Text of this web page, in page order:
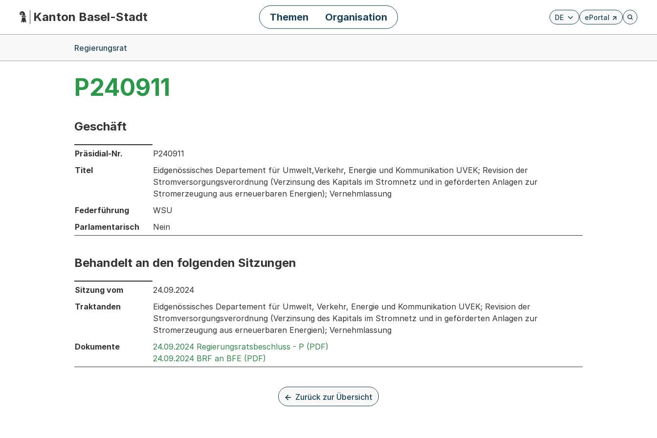
HauptnavigationKanton Basel-Stadt DE ePortal
Externer Link, wird in
Öffnet
Themen Organisation
Regierungsrat
P240911
Geschäft
Informationen zum Ausgewählten Geschäft
Präsidial-Nr.
P240911
Titel
Eidgenössisches Departement für Umwelt,Verkehr, Energie und Kommunikation UVEK; Revision der
Stromversorgungsverordnung (Verzinsung des Kapitals im Stromnetz und in geförderten Anlagen zur
Stromerzeugung aus erneuerbaren Energien); Vernehmlassung
Federführung
WSU
Parlamentarisch
Nein
Behandelt an den folgenden Sitzungen
Behandelt an den folgenden Sitzungen: Informationen zu den Sitzungen zum Geschäft
Sitzung vom
24.09.2024
Traktanden
Eidgenössisches Departement für Umwelt, Verkehr, Energie und Kommunikation UVEK; Revision der
Stromversorgungsverordnung (Verzinsung des Kapitals im Stromnetz und in geförderten Anlagen zur
Stromerzeugung aus erneuerbaren Energien); Vernehmlassung
Dokumente
24.09.2024 Regierungsratsbeschluss - P (PDF)
24.09.2024 BRF an BFE (PDF)
Zurück zur Übersicht